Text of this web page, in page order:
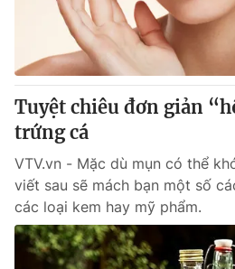
Tuyệt chiêu đơn giản
trứng cá
VTV.vn - Mặc dù mụn có thể
viết sau sẽ mách bạn một số
các loại kem hay mỹ phẩm.